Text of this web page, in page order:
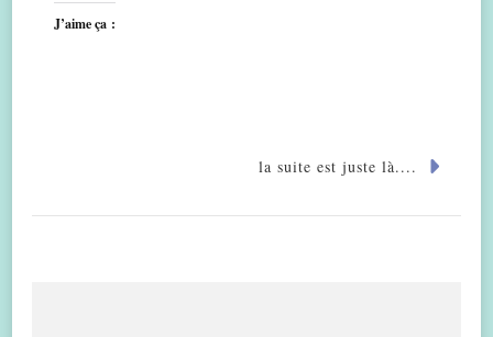
J’aime ça :
la suite est juste là....